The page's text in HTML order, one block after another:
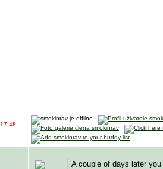
17:48
A couple of days later